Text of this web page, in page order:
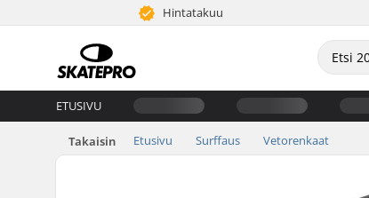
Hintatakuu
ETUSIVU
Takaisin Etusivu Surffaus Vetorenkaat